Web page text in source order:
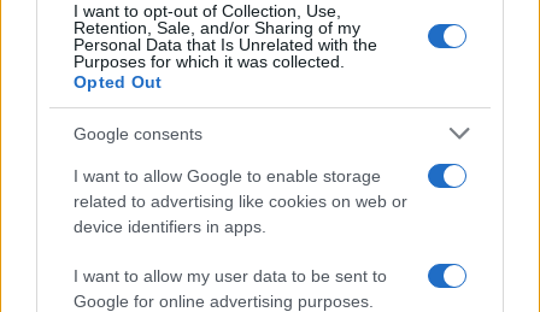
I want to opt-out of Collection, Use,
Retention, Sale, and/or Sharing of my
Personal Data that Is Unrelated with the
Purposes for which it was collected.
Opted Out
Google consents
I want to allow Google to enable storage
related to advertising like cookies on web or
device identifiers in apps.
I want to allow my user data to be sent to
Google for online advertising purposes.
c’è entrata la politica (il riferimento ad alcuni
esponenti del governo è evidente). Perché
diciamolo: nel momento in cui la politica ha fatto
vogliono tornare indietro, proprio nel momento in
cui la questione giustizia pesa.”
ex machina della prima Repubblica, “a pensar